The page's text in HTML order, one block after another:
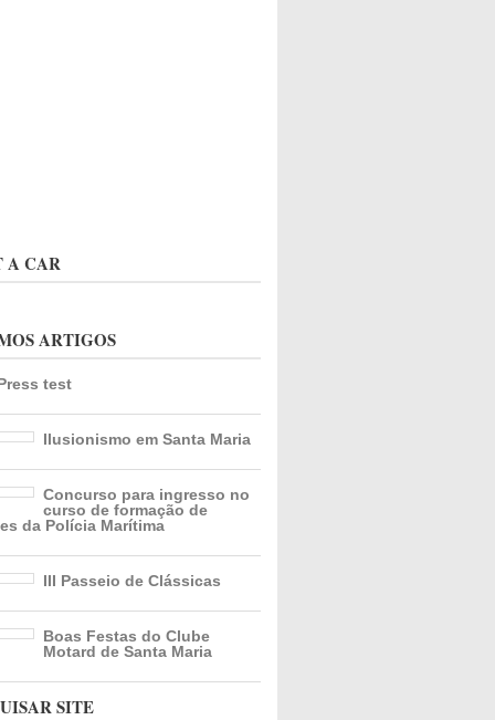
A CAR
ARTIGOS
test
Ilusionismo em Santa Maria
Concurso para ingresso no
curso de formação de
da Polícia Marítima
III Passeio de Clássicas
Boas Festas do Clube
Motard de Santa Maria
SITE